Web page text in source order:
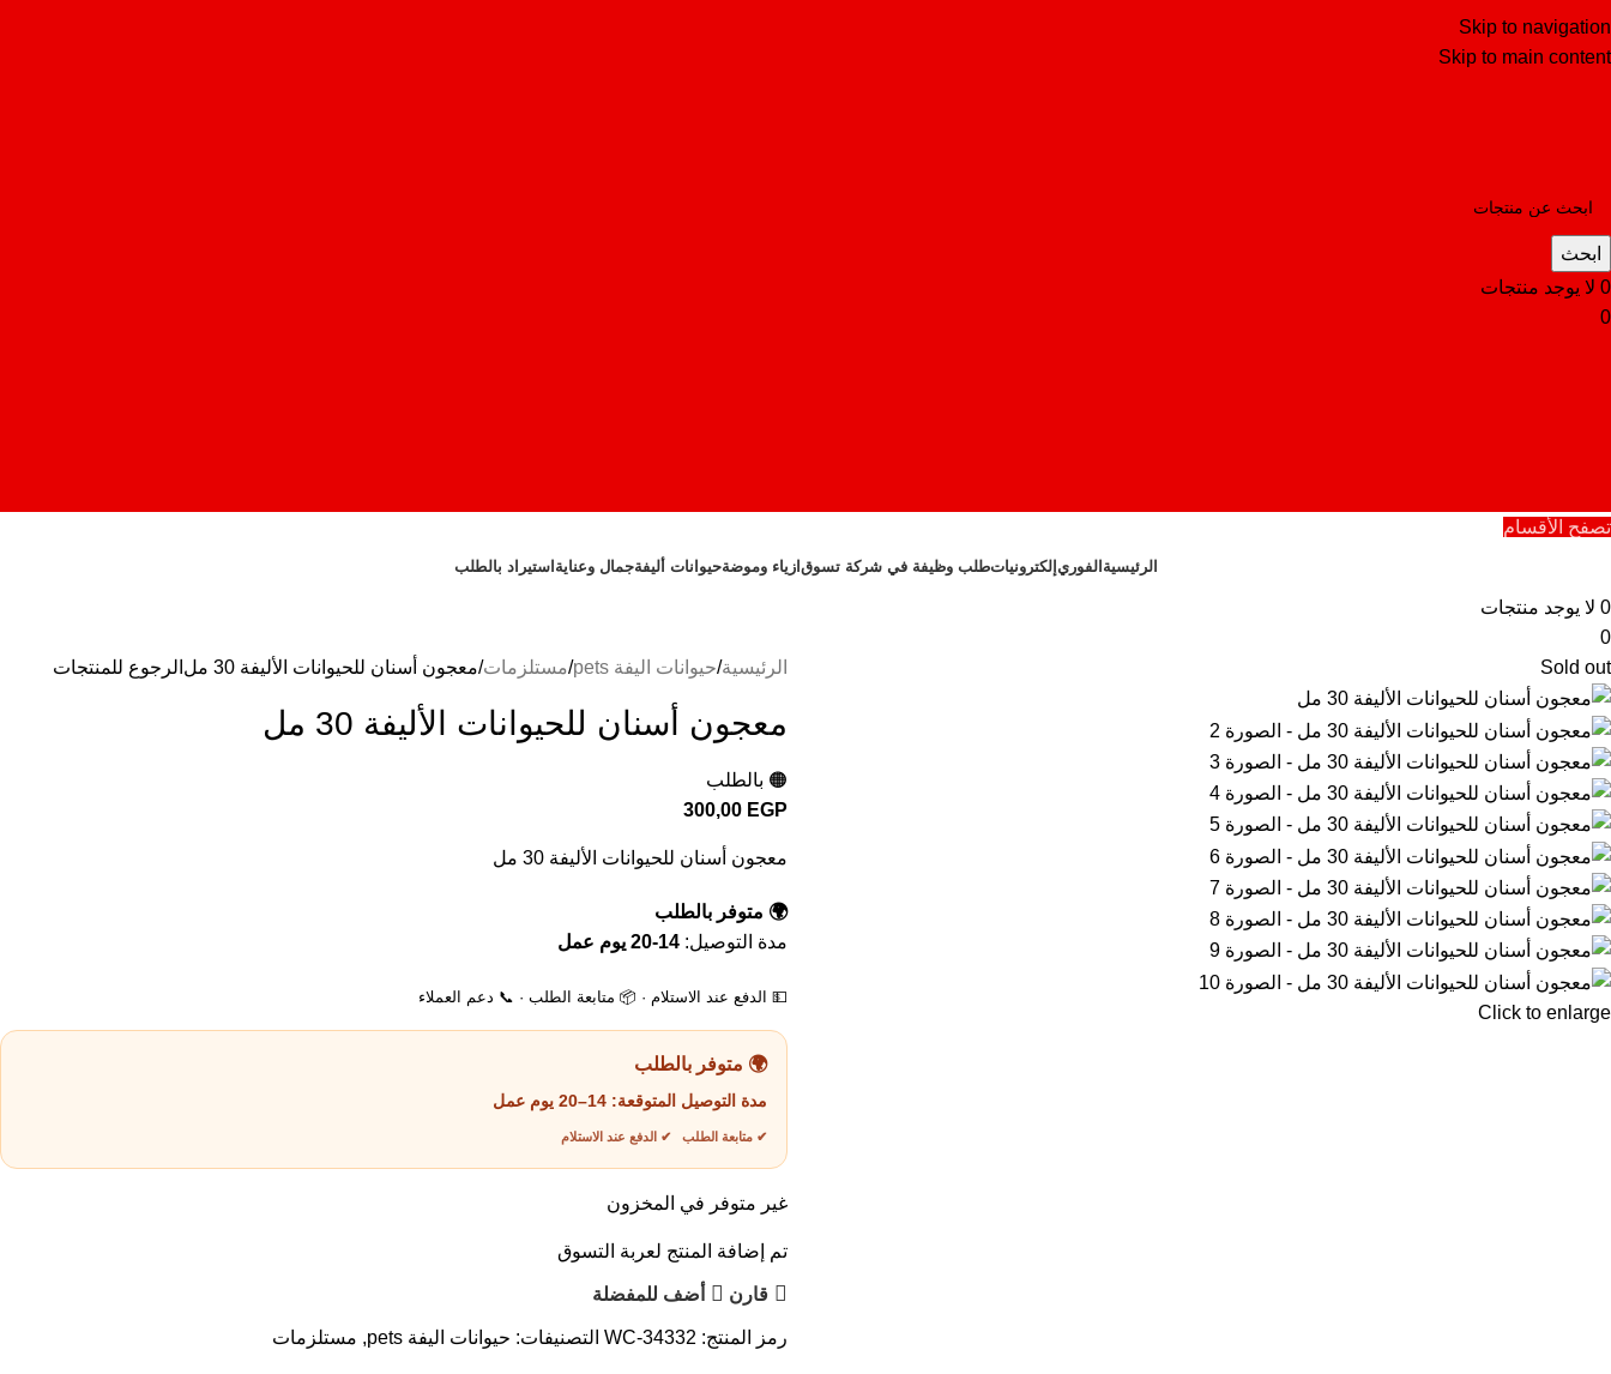
Skip to navigation
Skip to main content
ابحث
0 لا يوجد منتجات
0
تصفح الأقسام
الرئيسية الفوري إلكترونياتطلب وظيفة في شركة تسوق ازياء وموضةحيوانات أليفةجمال وعناية استيراد بالطلب
0 لا يوجد منتجات
0
Sold out
Click to enlarge
الرئيسية حيوانات اليفة pets مستلزمات معجون أسنان للحيوانات الأليفة 30 مل الرجوع للمنتجات
معجون أسنان للحيوانات الأليفة 30 مل
🟠 بالطلب
300,00 EGP
معجون أسنان للحيوانات الأليفة 30 مل
🌍 متوفر بالطلب
مدة التوصيل: 14-20 يوم عمل
💵 الدفع عند الاستلام · 📦 متابعة الطلب · 📞 دعم العملاء
🌍 متوفر بالطلب
مدة التوصيل المتوقعة: 14–20 يوم عمل
✔ متابعة الطلب ✔ الدفع عند الاستلام
غير متوفر في المخزون
تم إضافة المنتج لعربة التسوق
قارن أضف للمفضلة
رمز المنتج: WC-34332 التصنيفات: حيوانات اليفة pets , مستلزمات